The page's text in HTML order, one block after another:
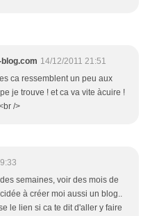
14/12/2011 21:51
ca ressemblent un peu aux
je trouve ! et ca va vite àcuire !
/>
semaines, voir des mois de
à créer moi aussi un blog..
le lien si ca te dit d'aller y faire